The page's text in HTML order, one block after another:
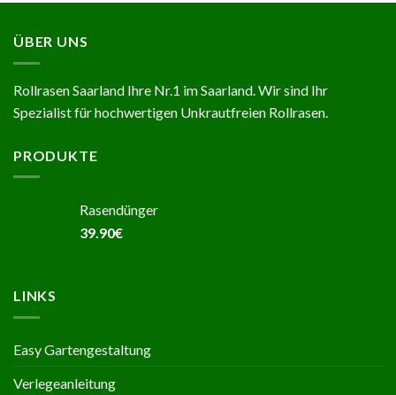
ÜBER UNS
Rollrasen Saarland Ihre Nr.1 im Saarland. Wir sind Ihr
Spezialist für hochwertigen Unkrautfreien Rollrasen.
PRODUKTE
Rasendünger
39.90€
LINKS
Easy Gartengestaltung
Verlegeanleitung